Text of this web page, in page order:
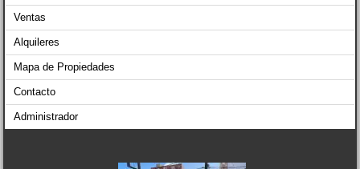
Ventas
Alquileres
Mapa de Propiedades
Contacto
Administrador